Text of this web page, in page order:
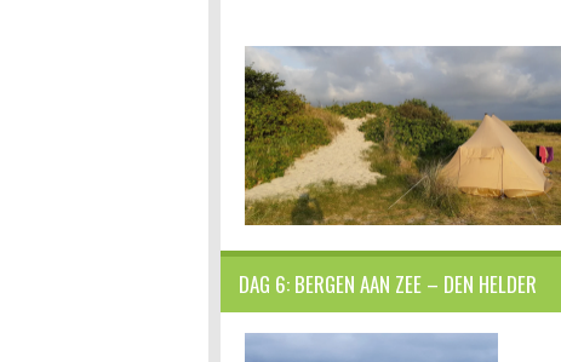
DAG 6: BERGEN AAN ZEE – DEN HELDER